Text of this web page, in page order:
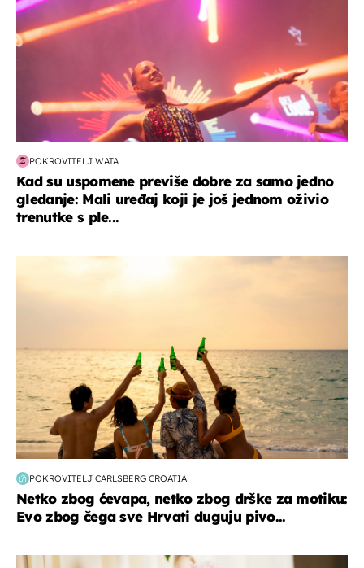
POKROVITELJ WATA
Kad su uspomene previše dobre za samo jedno
gledanje: Mali uređaj koji je još jednom oživio
trenutke s ple...
POKROVITELJ CARLSBERG CROATIA
Netko zbog ćevapa, netko zbog drške za motiku:
Evo zbog čega sve Hrvati duguju pivo...
moda & ljepota